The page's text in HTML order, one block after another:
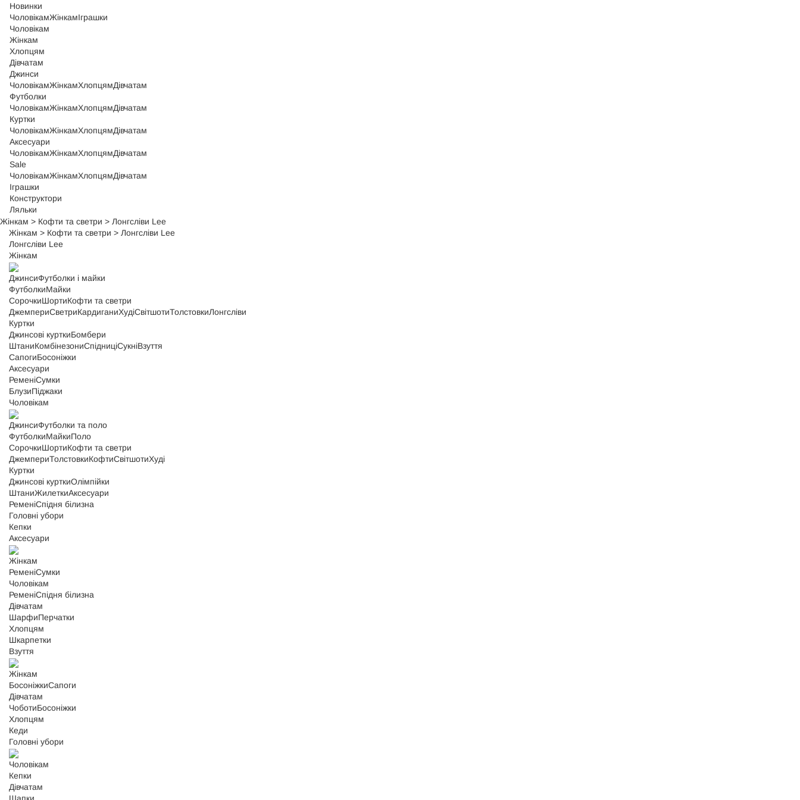
Новинки
ЧоловікамЖінкамІграшки
Чоловікам
Жінкам
Хлопцям
Дівчатам
Джинси
ЧоловікамЖінкамХлопцямДівчатам
Футболки
ЧоловікамЖінкамХлопцямДівчатам
Куртки
ЧоловікамЖінкамХлопцямДівчатам
Аксесуари
ЧоловікамЖінкамХлопцямДівчатам
Sale
ЧоловікамЖінкамХлопцямДівчатам
Іграшки
Конструктори
Ляльки
Жінкам > Кофти та светри > Лонгсліви Lee
Жінкам > Кофти та светри > Лонгсліви Lee
Лонгсліви Lee
Жінкам
ДжинсиФутболки і майки
ФутболкиМайки
СорочкиШортиКофти та светри
ДжемпериСветриКардиганиХудіСвітшотиТолстовкиЛонгсліви
Куртки
Джинсові курткиБомбери
ШтаниКомбінезониСпідниціСукніВзуття
СапогиБосоніжки
Аксесуари
РеменіСумки
БлузиПіджаки
Чоловікам
ДжинсиФутболки та поло
ФутболкиМайкиПоло
СорочкиШортиКофти та светри
ДжемпериТолстовкиКофтиСвітшотиХуді
Куртки
Джинсові курткиОлімпійки
ШтаниЖилеткиАксесуари
РеменіСпідня білизна
Головні убори
Кепки
Аксесуари
Жінкам
РеменіСумки
Чоловікам
РеменіСпідня білизна
Дівчатам
ШарфиПерчатки
Хлопцям
Шкарпетки
Взуття
Жінкам
БосоніжкиСапоги
Дівчатам
ЧоботиБосоніжки
Хлопцям
Кеди
Головні убори
Чоловікам
Кепки
Дівчатам